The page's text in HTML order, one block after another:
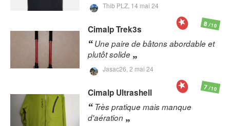
Thib PLZ, 14 mai 24
CimalpTrek3s
Une paire de bâtons abordable et
plutôt solide
Jasac26, 2 mai 24
8/10
Cimalp Ultrashell
Très pratique mais manque
d'aération
7/10